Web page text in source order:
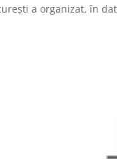
a organizat, în